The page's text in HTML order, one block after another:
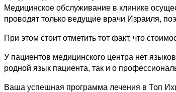
Медицинское обслуживание в клинике
проводят только ведущие врачи Израиля,
При этом стоит отметить тот факт, что
У пациентов медицинского центра нет
родной язык пациента, так и о
Ваша успешная программа лечения в Топ